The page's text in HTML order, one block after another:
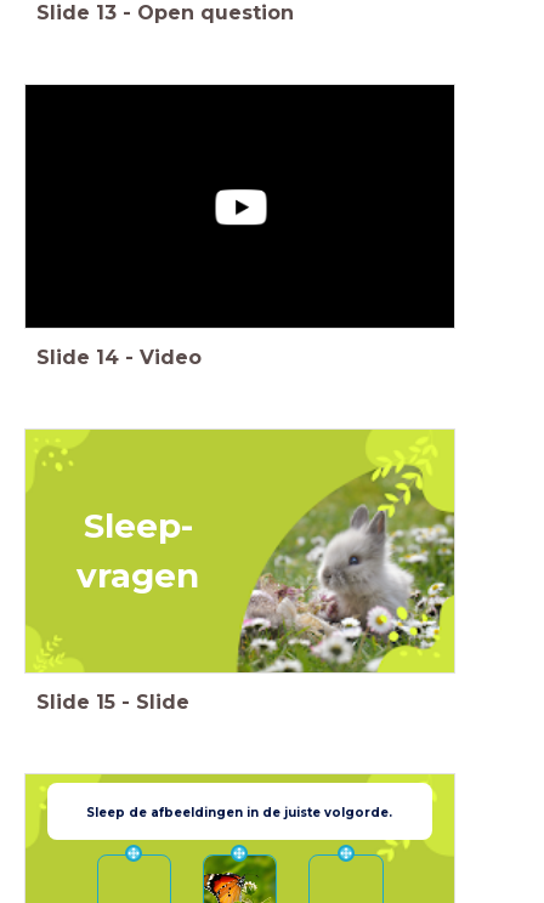
Slide 13 - Open question
Slide 14 - Video
Sleep-
vragen
Slide 15 - Slide
Sleep de afbeeldingen in de juiste volgorde.